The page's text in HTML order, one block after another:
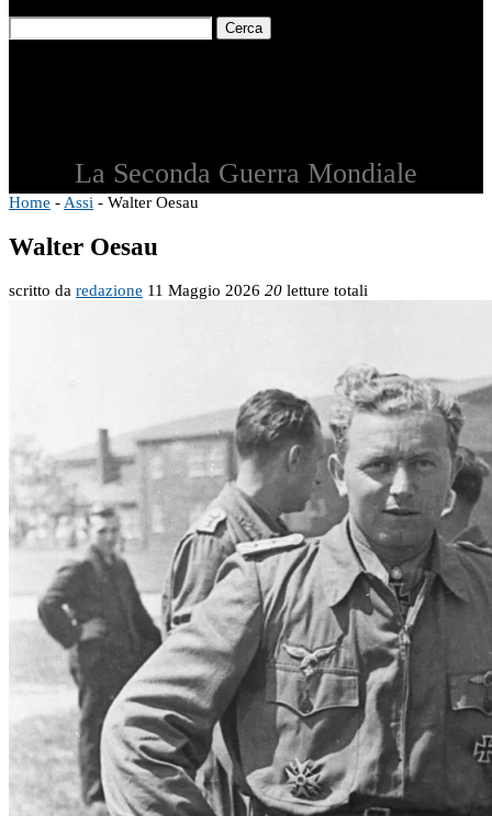
Cerca
La Seconda Guerra Mondiale
Home - Assi - Walter Oesau
Walter Oesau
scritto da redazione 11 Maggio 2026 20 letture totali